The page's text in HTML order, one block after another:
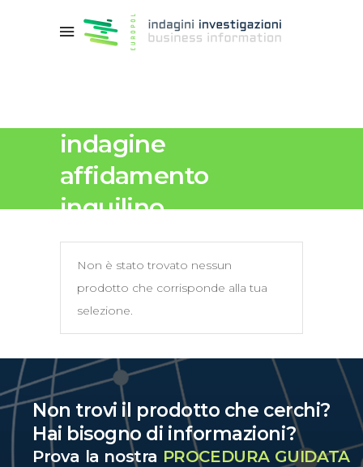
indagine
affidamento
inquilino
Non è stato trovato nessun
prodotto che corrisponde alla tua
selezione.
Non trovi il prodotto che cerchi?
Hai bisogno di informazioni?
Prova la nostra PROCEDURA GUIDATA